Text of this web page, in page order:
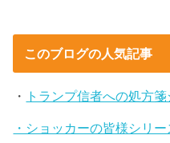
このブログの人気記事
・ トランプ信者への処方
・ショッカーの皆様シリー